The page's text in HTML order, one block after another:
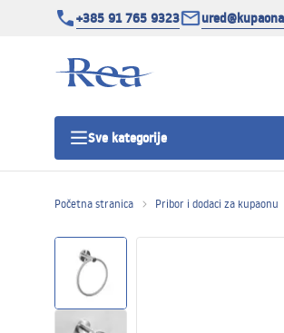
+385 91 765 9323
Sve kategorije
Tuš vrata
Početna stranica Pribor i dodaci za kupaonu